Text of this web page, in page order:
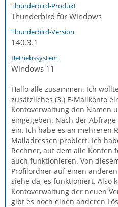
Thunderbird-Produkt
Thunderbird für Windows
Thunderbird-Version
140.3.1
Betriebssystem
Windows 11
Hallo alle zusammen. Ich
zusätzliches (3.) E-Mailkonto
Kontoverwaltung den Namen
eingegeben. Nach der
ein. Ich habe es an mehreren
Mailadressen probiert. Ich
Rechner, auf dem alle
auch funktionieren. Von
Profilordner auf einen
siehe da, es funktioniert. Also
Kontoverwaltung der neuen
gibt es noch einen anderen